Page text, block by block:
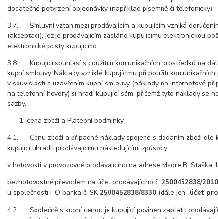
dodatečné potvrzení objednávky (například písemně či telefonicky).
3.7. Smluvní vztah mezi prodávajícím a kupujícím vzniká
(akceptací), jež je prodávajícím zasláno kupujícímu elektronickou
elektronické pošty kupujícího.
3.8. Kupující souhlasí s použitím komunikačních prostředků na
kupní smlouvy. Náklady vzniklé kupujícímu při použití
v souvislosti s uzavřením kupní smlouvy (náklady na internetové
na telefonní hovory) si hradí kupující sám, přičemž tyto náklady se
sazby.
cena zboží a Platební podmínky
4.1. Cenu zboží a případné náklady spojené s dodáním zboží dle
kupující uhradit prodávajícímu následujícími způsoby:
v hotovosti v provozovně prodávajícího na adrese Msgre B. Staška
bezhotovostně převodem na účet prodávajícího č.2500452838/2010
u společnosti FIO banka či SK2500452838/8330 (dále jen „účet
4.2. Společně s kupní cenou je kupující povinen zaplatit